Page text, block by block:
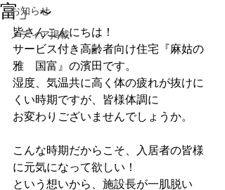
お知らせ
メディア掲載
富」～
皆さんこんにちは！
サービス付き高齢者向け住宅『麻姑の
雅　国富』の濱田です。
湿度、気温共に高く体の疲れが抜けに
くい時期ですが、皆様体調に
お変わりございませんでしょうか。
こんな時期だからこそ、入居者の皆様
に元気になって欲しい！
という想いから、施設長が一肌脱い